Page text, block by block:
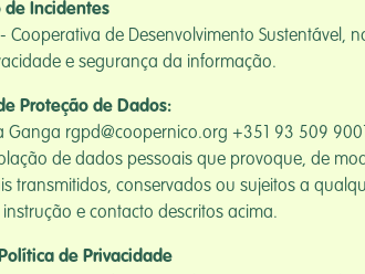
de Incidentes
Cooperativa de Desenvolvimento
e segurança da informação.
Proteção de Dados:
Ganga rgpd@coopernico.org +351 93 509
de dados pessoais que provoque, de
transmitidos, conservados ou sujeitos a
e contacto descritos acima.
de Privacidade